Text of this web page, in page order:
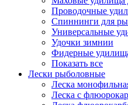
Проводочные
Спиннинги для
Универсальные
Удочки зимнии
Фидерные
Показать все
Лески рыболовные
Леска
Леска с